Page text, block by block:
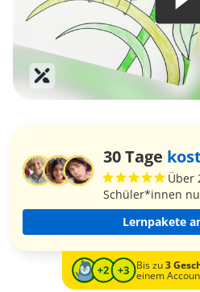
30 Tage
Über
Schüler*innen
Lernpakete
Bis zu3
einem